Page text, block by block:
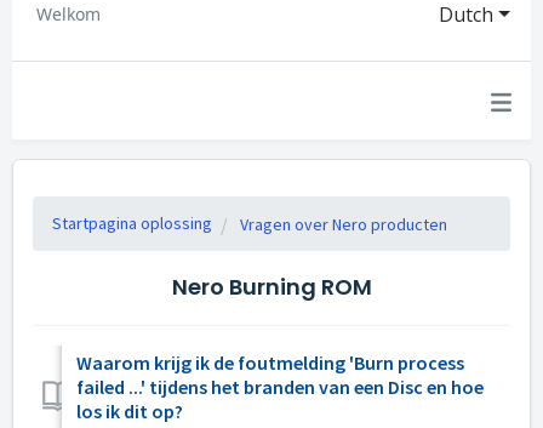
Dutch
Welkom
Startpagina oplossing Vragen over Nero producten
Nero Burning ROM
Waarom krijg ik de foutmelding 'Burn process
failed ...' tijdens het branden van een Disc en hoe
los ik dit op?